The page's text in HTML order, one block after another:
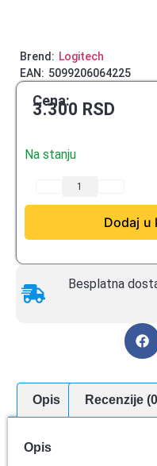
Brend: Logitech
EAN: 5099206064225
Cena:
3.300 RSD
Na stanju
Dodaj u
Besplatna
Opis Recenzije
Opis